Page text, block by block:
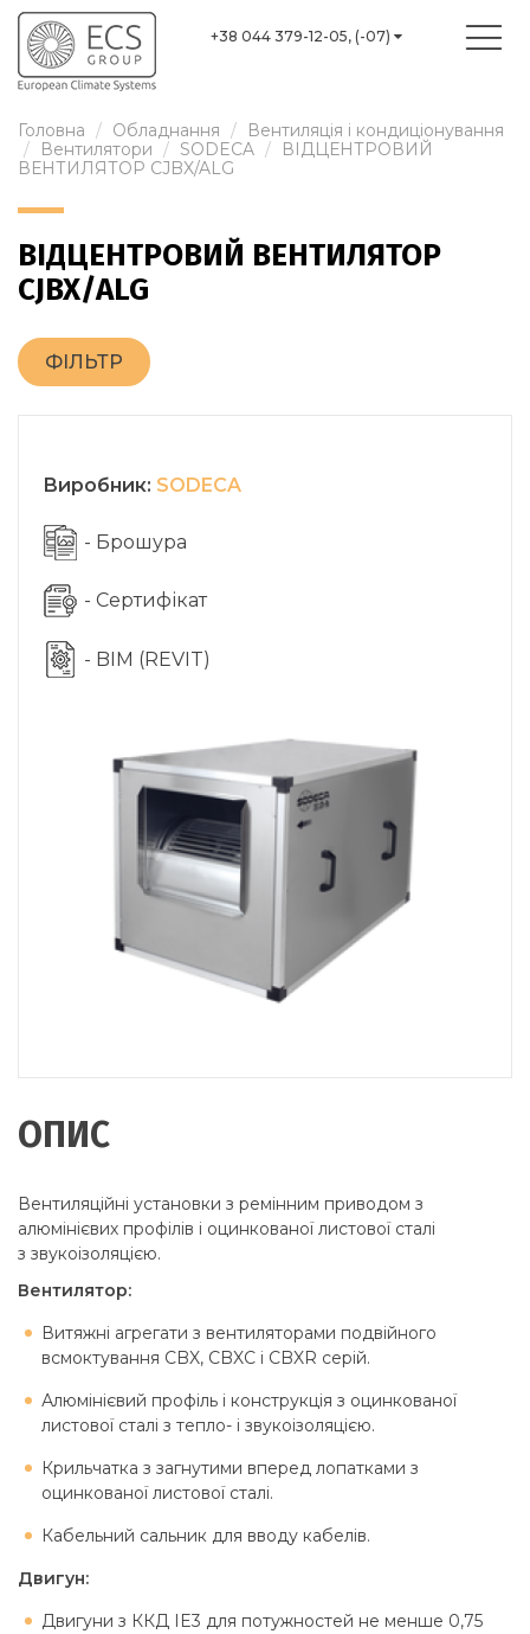
+38 044 379-12-05, (-07)
Головна Обладнання
Вентиляція і кондиціонування
Вентилятори
SODECA
ВІДЦЕНТРОВИЙ
ВЕНТИЛЯТОР CJBX/ALG
ВІДЦЕНТРОВИЙ ВЕНТИЛЯТОР
CJBX/ALG
ФІЛЬТР
Виробник: SODECA
- Брошура
- Сертифікат
- BIM (REVIT)
ОПИС
Вентиляційні установки з ремінним приводом з
алюмінієвих профілів і оцинкованої листової сталі
з звукоізоляцією.
Вентилятор:
Витяжні агрегати з вентиляторами подвійного
всмоктування CBX, CBXC і CBXR серій.
Алюмінієвий профіль і конструкція з оцинкованої
листової сталі з тепло- і звукоізоляцією.
Крильчатка з загнутими вперед лопатками з
оцинкованої листової сталі.
Кабельний сальник для вводу кабелів.
Двигун:
Двигуни з ККД IE3 для потужностей не менше 0,75